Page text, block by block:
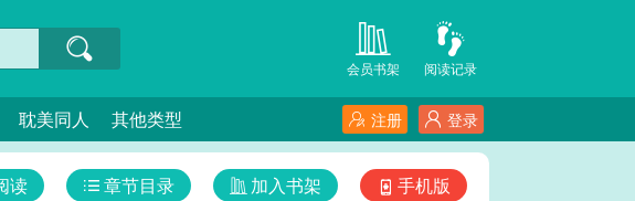
阅读记录
会员书架
耽美同人 其他类型 登录
注册
手机版
加入书架
章节目录
读